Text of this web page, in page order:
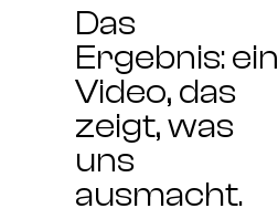
Das
Ergebnis: ein
Video, das
zeigt, was
uns
ausmacht.